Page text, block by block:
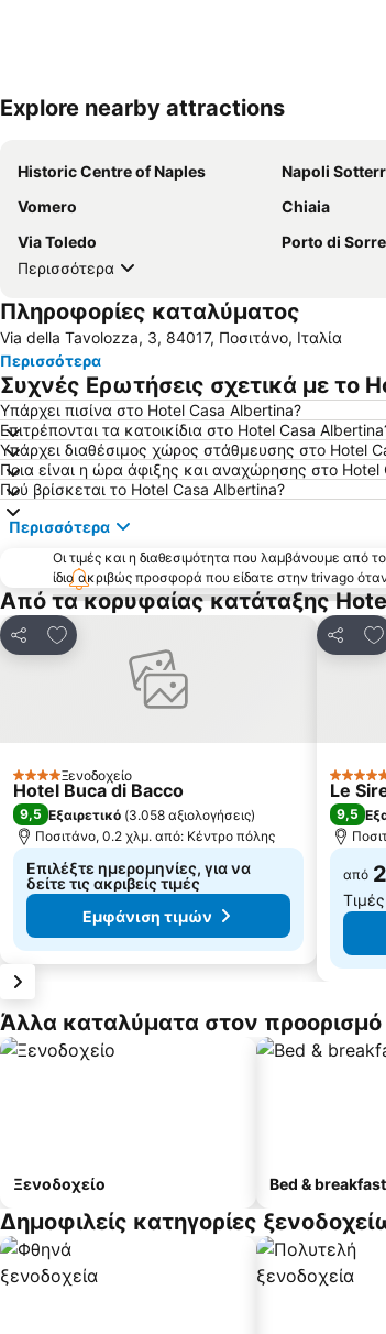
Explore nearby attractions
Historic Centre of Naples Napoli
Vomero
Chiaia
Via Toledo
Porto di
Περισσότερα
Πληροφορίες καταλύματος
Via della Tavolozza, 3, 84017, Ποσιτάνο, Ιταλία
Περισσότερα
Συχνές Ερωτήσεις σχετικά με το
Υπάρχει πισίνα στο Hotel Casa Albertina?
Επιτρέπονται τα κατοικίδια στο Hotel Casa
Υπάρχει διαθέσιμος χώρος στάθμευσης στο Hotel
Ποια είναι η ώρα άφιξης και αναχώρησης στο Hotel
Πού βρίσκεται το Hotel Casa Albertina?
Περισσότερα
Οι τιμές και η διαθεσιμότητα που λαμβάνουμε από
ίδια ακριβώς προσφορά που είδατε στην trivago
Από τα κορυφαίας κατάταξης
Κοινοποίηση
Προσθήκη στα αγαπημένα
4 ΑστέριαΞενοδοχείο
Hotel Buca di Bacco
9,5 Εξαιρετικό (3.058 αξιολογήσεις)
Ποσιτάνο, 0.2 χλμ. από: Κέντρο πόλης
Επιλέξτε ημερομηνίες, για να
δείτε τις ακριβείς τιμές
Εμφάνιση τιμών
5
Le
9,5
από
Άλλα καταλύματα στον προορισμό
Ξενοδοχείο Bed & breakfast
Δημοφιλείς κατηγορίες